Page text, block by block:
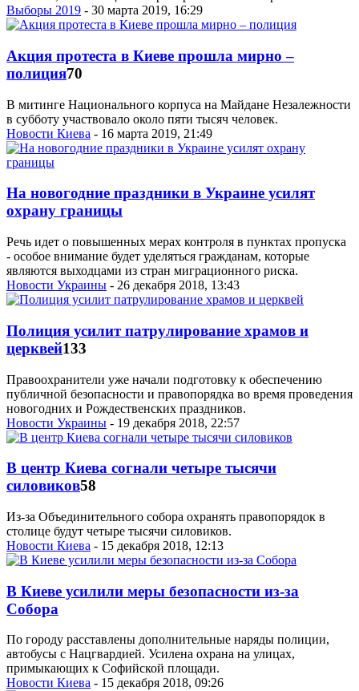
Выборы 2019 - 30 марта 2019, 16:29
Акция протеста в Киеве прошла мирно –
полиция70
В митинге Национального корпуса на Майдане Незалежности
в субботу участвовало около пяти тысяч человек.
Новости Киева - 16 марта 2019, 21:49
На новогодние праздники в Украине усилят
охрану границы
Речь идет о повышенных мерах контроля в пунктах пропуска
- особое внимание будет уделяться гражданам, которые
являются выходцами из стран миграционного риска.
Новости Украины - 26 декабря 2018, 13:43
Полиция усилит патрулирование храмов и
церквей133
Правоохранители уже начали подготовку к обеспечению
публичной безопасности и правопорядка во время проведения
новогодних и Рождественских праздников.
Новости Украины - 19 декабря 2018, 22:57
В центр Киева согнали четыре тысячи
силовиков58
Из-за Объединительного собора охранять правопорядок в
столице будут четыре тысячи силовиков.
Новости Киева - 15 декабря 2018, 12:13
В Киеве усилили меры безопасности из-за
Собора
По городу расставлены дополнительные наряды полиции,
автобусы с Нацгвардией. Усилена охрана на улицах,
примыкающих к Софийской площади.
Новости Киева - 15 декабря 2018, 09:26